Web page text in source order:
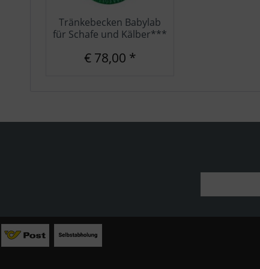
Tränkebecken Babylab
für Schafe und Kälber***
€ 78,00 *